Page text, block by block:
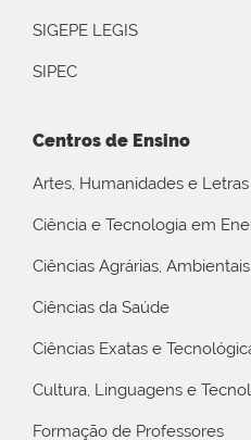
SIGEPE LEGIS
SIPEC
Centros de Ensino
Artes, Humanidades e Letras
Ciência e Tecnologia em
Ciências Agrárias,
Ciências da Saúde
Ciências Exatas e
Cultura, Linguagens e
Formação de Professores